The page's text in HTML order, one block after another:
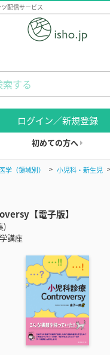
配信サービス
ログイン／新規登録
初めての方へ
学（領域別） 小児科・新生児
【電子版】
)
講座